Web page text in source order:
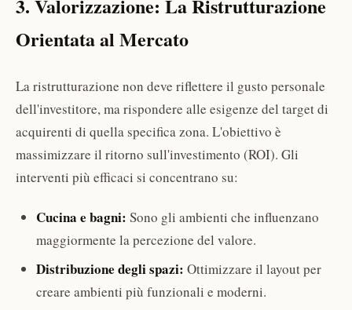
3. Valorizzazione: La Ristrutturazione
Orientata al Mercato
La ristrutturazione non deve riflettere il gusto personale
dell'investitore, ma rispondere alle esigenze del target di
acquirenti di quella specifica zona. L'obiettivo è
massimizzare il ritorno sull'investimento (ROI). Gli
interventi più efficaci si concentrano su:
Cucina e bagni: Sono gli ambienti che influenzano
maggiormente la percezione del valore.
Distribuzione degli spazi: Ottimizzare il layout per
creare ambienti più funzionali e moderni.